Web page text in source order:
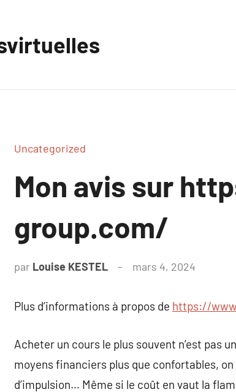
Uncategorized
Mon avis sur
group.com/
par Louise KESTEL mars 4, 2024
Plus d’informations à propos de https://
Acheter un cours le plus souvent n’est pas
moyens financiers plus que confortables,
d’impulsion… Même si le coût en vaut la